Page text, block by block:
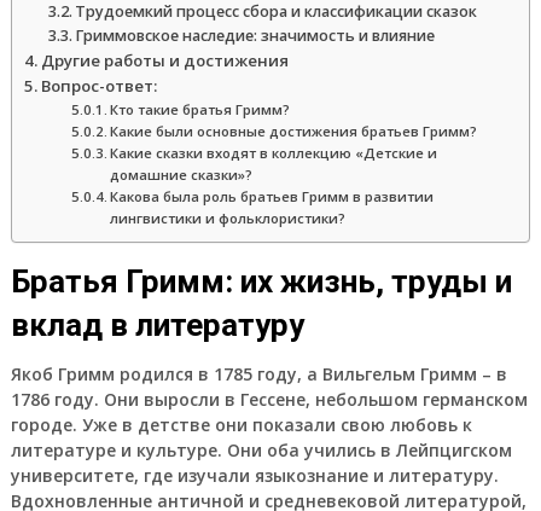
Трудоемкий процесс сбора и классификации сказок
Гриммовское наследие: значимость и влияние
Другие работы и достижения
Вопрос-ответ:
Кто такие братья Гримм?
Какие были основные достижения братьев Гримм?
Какие сказки входят в коллекцию «Детские и
домашние сказки»?
Какова была роль братьев Гримм в развитии
лингвистики и фольклористики?
Братья Гримм: их жизнь, труды и
вклад в литературу
Якоб Гримм родился в 1785 году, а Вильгельм Гримм – в
1786 году. Они выросли в Гессене, небольшом германском
городе. Уже в детстве они показали свою любовь к
литературе и культуре. Они оба учились в Лейпцигском
университете, где изучали языкознание и литературу.
Вдохновленные античной и средневековой литературой,